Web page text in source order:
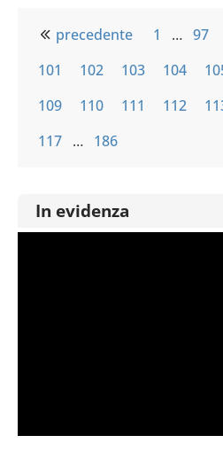
precedente 1 … 97
101
102 103 104
109
110 111 112
117 … 186
In evidenza